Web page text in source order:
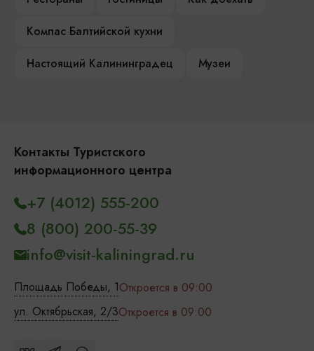
Компас Балтийской кухни
Настоящий Калининградец
Музеи
Контакты Туристского
информационного центра
Площадь Победы, 1Откроется в 09:00
ул. Октябрьская, 2/3Откроется в 09:00
+7 (4012) 555-200
8 (800) 200-55-39
info@visit-kaliningrad.ru